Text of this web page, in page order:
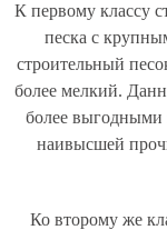
К первому классу
песка с
строительный
более мелкий.
более выгодными
наивысшей
Ко второму же